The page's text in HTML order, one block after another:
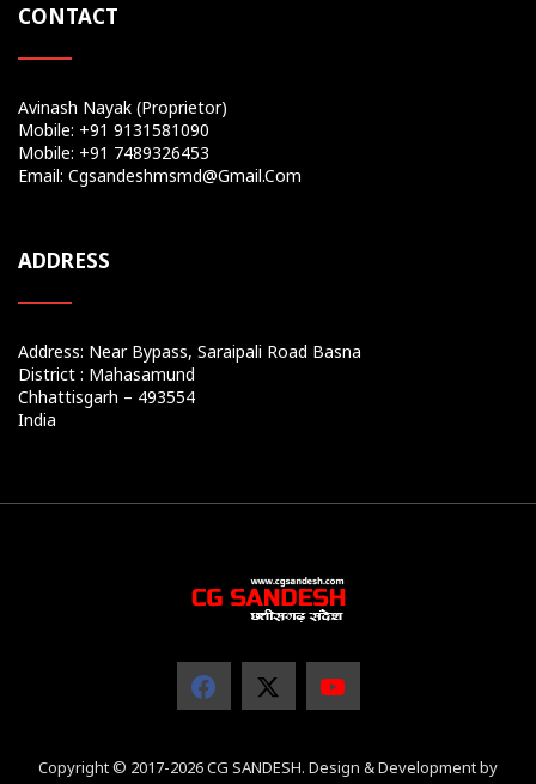
CONTACT
Avinash Nayak (Proprietor)
Mobile: +91 9131581090
Mobile: +91 7489326453
Email: Cgsandeshmsmd@gmail.com
ADDRESS
Address: Near Bypass, Saraipali Road Basna
District : Mahasamund
Chhattisgarh – 493554
India
Copyright © 2017-2026 CG SANDESH. Design & Development by